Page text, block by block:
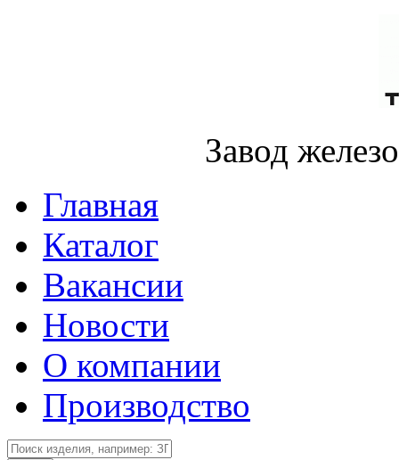
Завод
Главная
Каталог
Вакансии
Новости
О компании
Производство